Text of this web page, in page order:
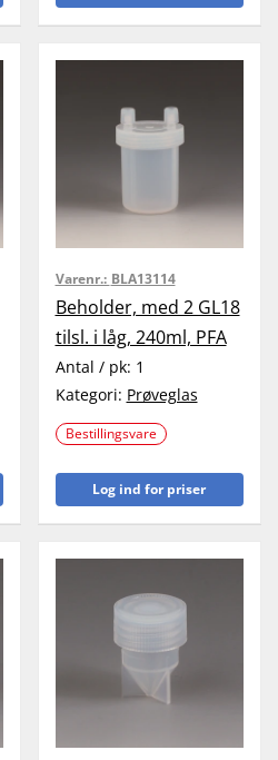
Varenr.: BLA13114
Beholder, med 2 GL18
tilsl. i låg, 240ml, PFA
Antal / pk: 1
Kategori: Prøveglas
Bestillingsvare
Log ind for priser